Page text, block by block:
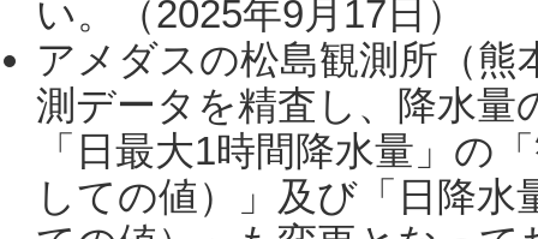
い。（2025年9月17日）
アメダスの松島観測所（熊
測データを精査し、降水
「日最大1時間降水量」の
しての値）」及び「日降